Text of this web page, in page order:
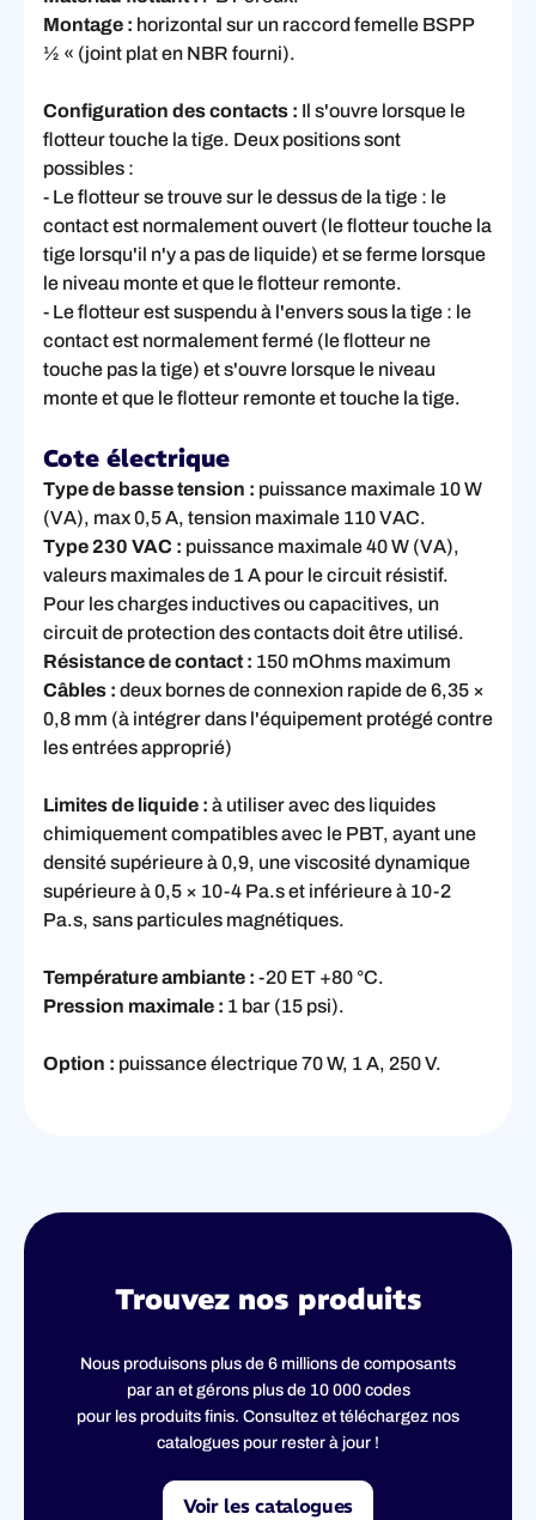
Montage : horizontal sur un raccord femelle BSPP
½ « (joint plat en NBR fourni).
Configuration des contacts : Il s'ouvre lorsque le
flotteur touche la tige. Deux positions sont
possibles :
- Le flotteur se trouve sur le dessus de la tige : le
contact est normalement ouvert (le flotteur touche la
tige lorsqu'il n'y a pas de liquide) et se ferme lorsque
le niveau monte et que le flotteur remonte.
- Le flotteur est suspendu à l'envers sous la tige : le
contact est normalement fermé (le flotteur ne
touche pas la tige) et s'ouvre lorsque le niveau
monte et que le flotteur remonte et touche la tige.
Cote électrique
Type de basse tension : puissance maximale 10 W
(VA), max 0,5 A, tension maximale 110 VAC.
Type 230 VAC : puissance maximale 40 W (VA),
valeurs maximales de 1 A pour le circuit résistif.
Pour les charges inductives ou capacitives, un
circuit de protection des contacts doit être utilisé.
Résistance de contact : 150 mOhms maximum
Câbles : deux bornes de connexion rapide de 6,35 ×
0,8 mm (à intégrer dans l'équipement protégé contre
les entrées approprié)
Limites de liquide : à utiliser avec des liquides
chimiquement compatibles avec le PBT, ayant une
densité supérieure à 0,9, une viscosité dynamique
supérieure à 0,5 × 10-4 Pa.s et inférieure à 10-2
Pa.s, sans particules magnétiques.
Température ambiante : -20 ET +80 °C.
Pression maximale : 1 bar (15 psi).
Option : puissance électrique 70 W, 1 A, 250 V.
Trouvez nos produits
Nous produisons plus de 6 millions de composants
par an et gérons plus de 10 000 codes
pour les produits finis. Consultez et téléchargez nos
catalogues pour rester à jour !
Voir les catalogues